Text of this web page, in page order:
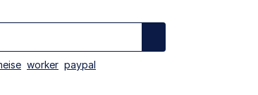
worker paypal